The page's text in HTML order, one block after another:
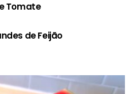
Tomate
de Feijão